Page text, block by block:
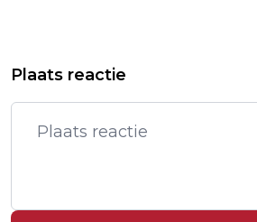
BIJ WONING IN
VAN GENNIP: KOMENDE
BELANGRIJK VOOR
KOOPKRACHTPLANNEN
Plaats reactie